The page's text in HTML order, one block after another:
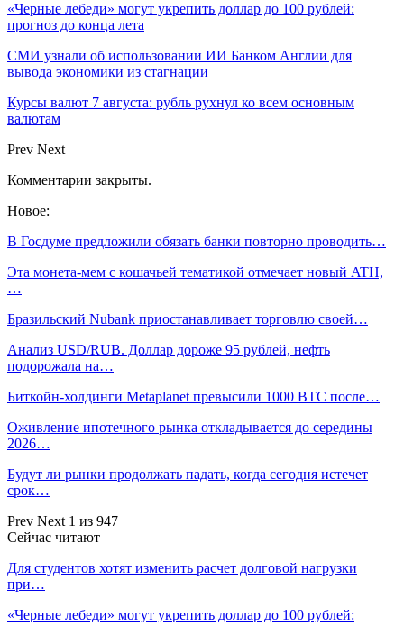
«Черные лебеди» могут укрепить доллар до 100 рублей:
прогноз до конца лета
СМИ узнали об использовании ИИ Банком Англии для
вывода экономики из стагнации
Курсы валют 7 августа: рубль рухнул ко всем основным
валютам
Prev Next
Комментарии закрыты.
Новое:
В Госдуме предложили обязать банки повторно проводить…
Эта монета-мем с кошачьей тематикой отмечает новый ATH,
…
Бразильский Nubank приостанавливает торговлю своей…
Анализ USD/RUB. Доллар дороже 95 рублей, нефть
подорожала на…
Биткойн-холдинги Metaplanet превысили 1000 BTC после…
Оживление ипотечного рынка откладывается до середины
2026…
Будут ли рынки продолжать падать, когда сегодня истечет
срок…
Prev Next 1 из 947
Сейчас читают
Для студентов хотят изменить расчет долговой нагрузки
при…
«Черные лебеди» могут укрепить доллар до 100 рублей: